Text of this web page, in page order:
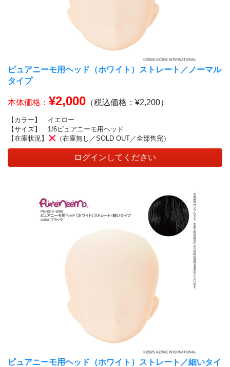
ピュアニーモ用ヘッド（ホワイト）ストレート／ノーマル
タイプ
本体価格： ¥2,000 （税込価格：¥2,200）
【カラー】
イエロー
【サイズ】
1/6ピュアニーモ用ヘッド
【在庫状況】
（在庫無し／SOLD OUT／全部售完）
ログインしてください
ピュアニーモ用ヘッド（ホワイト）ストレート／細いタイ